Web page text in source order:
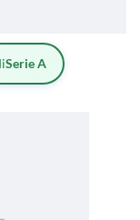
Serie A